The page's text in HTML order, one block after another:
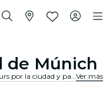
de Múnich
Experimenta Múnich como nunca antes con tours por la ciudad y paquetes turísticos. Mientras exploras los famosos monumentos, gemas escondidas y puntos de interés locales de Múnich, descubrirás las historias que dan vida a la ciudad.Ver más